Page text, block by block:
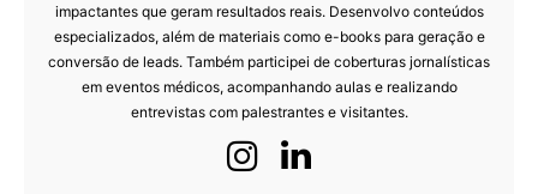
impactantes que geram resultados reais. Desenvolvo conteúdos
especializados, além de materiais como e-books para geração e
conversão de leads. Também participei de coberturas jornalísticas
em eventos médicos, acompanhando aulas e realizando
entrevistas com palestrantes e visitantes.